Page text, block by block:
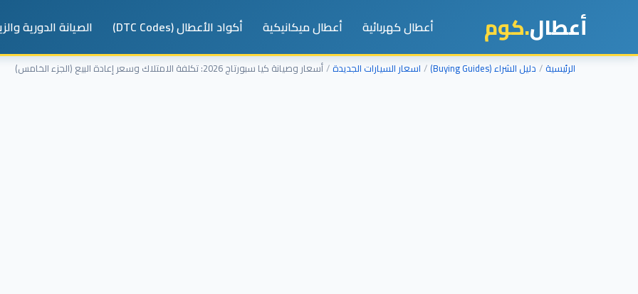
أعطال.كوم أعطال كهربائية أعطال ميكانيكية أكواد الأعطال (DTC Codes) الصيانة الدورية
الرئيسية دليل الشراء (Buying Guides) اسعار السيارات الجديدة أسعار وصيانة كيا سبورتاج 2026: تكلفة الامتلاك وسعر إعادة البيع (الجزء الخامس)